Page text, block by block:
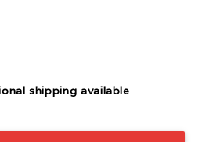
shipping available